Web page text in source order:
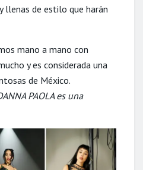
llenas de estilo que harán
mano a mano con
y es considerada una
de México.
PAOLA es una